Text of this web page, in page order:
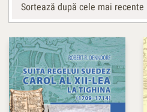
cele
Sortează după cele mai recente